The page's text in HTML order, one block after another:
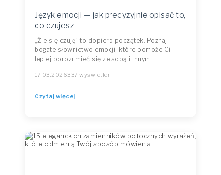
Język emocji — jak precyzyjnie opisać to,
co czujesz
„Źle się czuję" to dopiero początek. Poznaj
bogate słownictwo emocji, które pomoże Ci
lepiej porozumieć się ze sobą i innymi.
17.03.2026337 wyświetleń
Czytaj więcej